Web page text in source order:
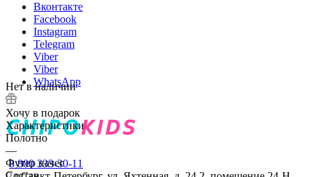
Вконтакте
Facebook
Instagram
Telegram
Viber
Viber
WhatsApp
8 800 333-30-11
Нет в наличии
Хочу в подарок
Характеристики
Полотно
—
Футер начес